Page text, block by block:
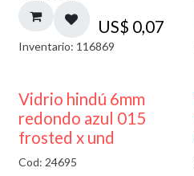
US$ 0,07
Inventario: 116869
40% DESCUENTO
Vidrio hindú 6mm
redondo azul 015
frosted x und
Cod: 24695